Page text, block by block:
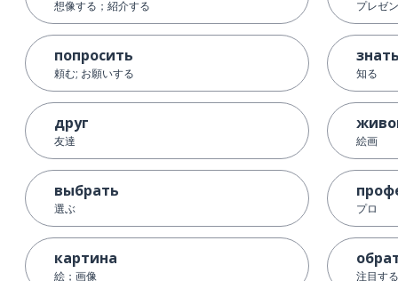
想像する；紹介する
попросить
頼む; お願いする
друг
友達
выбрать
選ぶ
картина
絵；画像
プレゼ
知る
絵画
プロ
注目する